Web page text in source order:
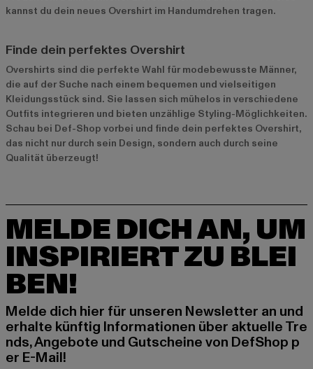
kannst du dein neues Overshirt im Handumdrehen tragen.
Finde dein perfektes Overshirt
Overshirts sind die perfekte Wahl für modebewusste Männer,
die auf der Suche nach einem bequemen und vielseitigen
Kleidungsstück sind. Sie lassen sich mühelos in verschiedene
Outfits integrieren und bieten unzählige Styling-Möglichkeiten.
Schau bei Def-Shop vorbei und finde dein perfektes Overshirt,
das nicht nur durch sein Design, sondern auch durch seine
Qualität überzeugt!
MELDE DICH AN, UM
INSPIRIERT ZU BLEI
BEN!
Melde dich hier für unseren Newsletter an und
erhalte künftig Informationen über aktuelle Tre
nds, Angebote und Gutscheine von DefShop p
er E-Mail!